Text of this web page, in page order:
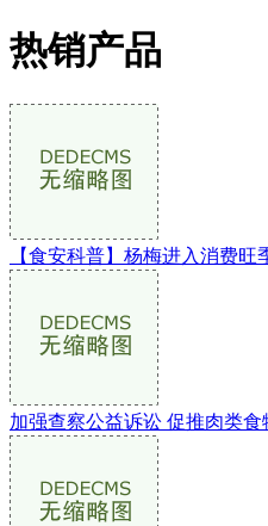
热销产品
【食安科普】杨梅进入消费旺
加强查察公益诉讼 促推肉类食